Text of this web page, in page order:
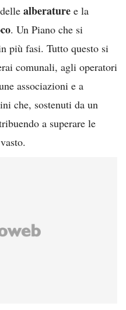
delle alberature e la
. Un Piano che si
più fasi. Tutto questo si
comunali, agli operatori
associazioni e a
che, sostenuti da un
a superare le